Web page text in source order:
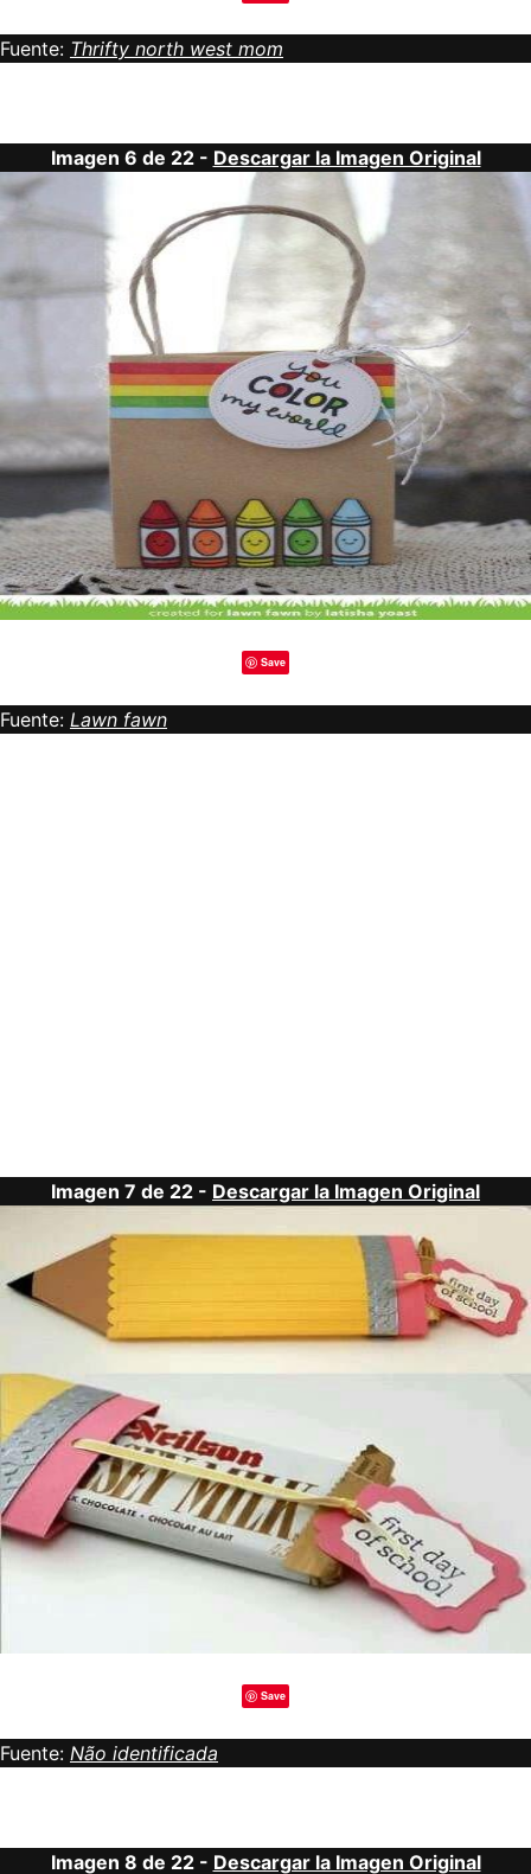
Fuente: Thrifty north west mom
Imagen 6 de 22 - Descargar la Imagen Original
Save
Fuente: Lawn fawn
Imagen 7 de 22 - Descargar la Imagen Original
Save
Fuente: Não identificada
Imagen 8 de 22 - Descargar la Imagen Original